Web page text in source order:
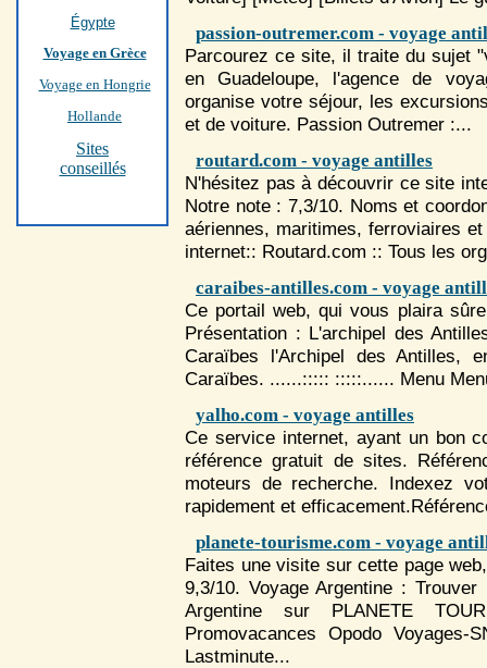
Égypte
Voyage en Grèce
Voyage en Hongrie
Hollande
Sites
conseillés
passion-outremer.com - voyage
Parcourez ce site, il traite du sujet
en Guadeloupe, l'agence de
organise votre séjour, les
et de voiture. Passion Outremer :...
routard.com - voyage antilles
N'hésitez pas à découvrir ce site
Notre note : 7,3/10. Noms et
aériennes, maritimes, ferroviaires
internet:: Routard.com :: Tous les
caraibes-antilles.com - voyage
Ce portail web, qui vous plaira
Présentation : L'archipel des
Caraïbes l'Archipel desAntilles,
Caraïbes. ......::::: :::::...... Menu
yalho.com - voyage antilles
Ce service internet, ayant un bon
référence gratuit de sites.
moteurs de recherche. Indexez
rapidement et
planete-tourisme.com - voyage
Faites une visite sur cette page
9,3/10. VoyageArgentine :
Argentine sur PLANETE
Promovacances Opodo Voyages-
Lastminute...